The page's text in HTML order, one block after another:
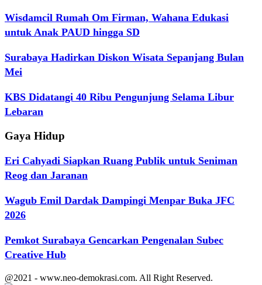
Wisdamcil Rumah Om Firman, Wahana Edukasi
untuk Anak PAUD hingga SD
Surabaya Hadirkan Diskon Wisata Sepanjang Bulan
Mei
KBS Didatangi 40 Ribu Pengunjung Selama Libur
Lebaran
Gaya Hidup
Eri Cahyadi Siapkan Ruang Publik untuk Seniman
Reog dan Jaranan
Wagub Emil Dardak Dampingi Menpar Buka JFC
2026
Pemkot Surabaya Gencarkan Pengenalan Subec
Creative Hub
@2021 - www.neo-demokrasi.com. All Right Reserved.